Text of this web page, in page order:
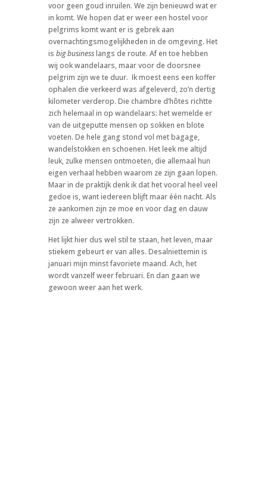
voor geen goud inruilen. We zijn benieuwd wat er
in komt. We hopen dat er weer een hostel voor
pelgrims komt want er is gebrek aan
overnachtingsmogelijkheden in de omgeving. Het
is big businesslangs de route. Af en toe hebben
wij ook wandelaars, maar voor de doorsnee
pelgrim zijn we te duur. Ik moest eens een koffer
ophalen die verkeerd was afgeleverd, zo’n dertig
kilometer verderop. Die chambre d’hôtes richtte
zich helemaal in op wandelaars: het wemelde er
van de uitgeputte mensen op sokken en blote
voeten. De hele gang stond vol met bagage,
wandelstokken en schoenen. Het leek me altijd
leuk, zulke mensen ontmoeten, die allemaal hun
eigen verhaal hebben waarom ze zijn gaan lopen.
Maar in de praktijk denk ik dat het vooral heel veel
gedoe is, want iedereen blijft maar één nacht. Als
ze aankomen zijn ze moe en voor dag en dauw
zijn ze alweer vertrokken.
Het lijkt hier dus wel stil te staan, het leven, maar
stiekem gebeurt er van alles. Desalniettemin is
januari mijn minst favoriete maand. Ach, het
wordt vanzelf weer februari. En dan gaan we
gewoon weer aan het werk.